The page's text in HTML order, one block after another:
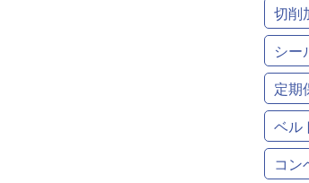
切削
シー
定期
ベル
コン